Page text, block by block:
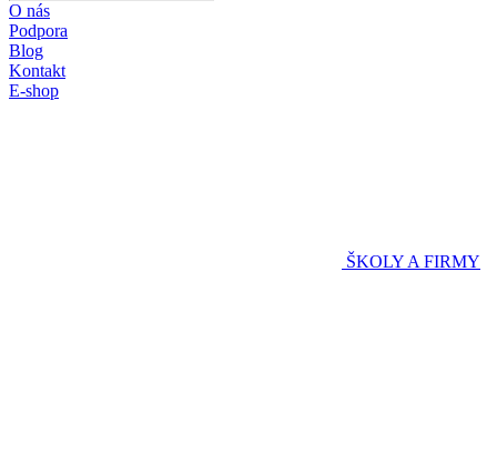
O nás
Podpora
Blog
Kontakt
E-shop
ŠKOLY A FIRMY